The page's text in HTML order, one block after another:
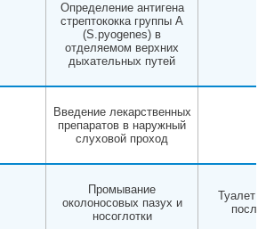
Определение антигена
стрептококка группы A
(S.pyogenes) в
отделяемом верхних
дыхательных путей
Введение лекарственных
препаратов в наружный
слуховой проход
Промывание
околоносовых пазух и
носоглотки
Туалет
после